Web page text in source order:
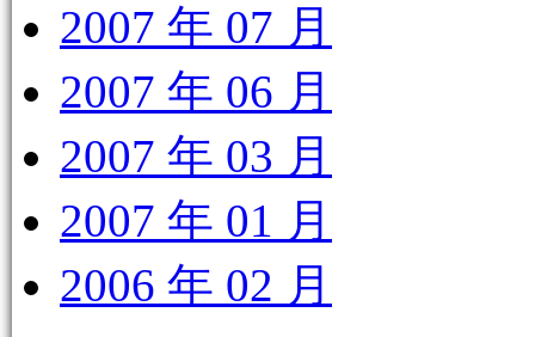
2007 年 07 月
2007 年 06 月
2007 年 03 月
2007 年 01 月
2006 年 02 月